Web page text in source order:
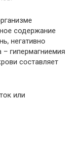
содержание
негативно
гипермагниемия
составляет
или